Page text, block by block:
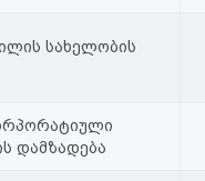
სახელობის
დამზადება